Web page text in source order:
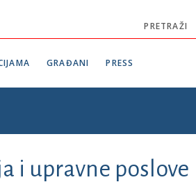
PRETRAŽI
GRAĐANI PRESS
i upravne poslove